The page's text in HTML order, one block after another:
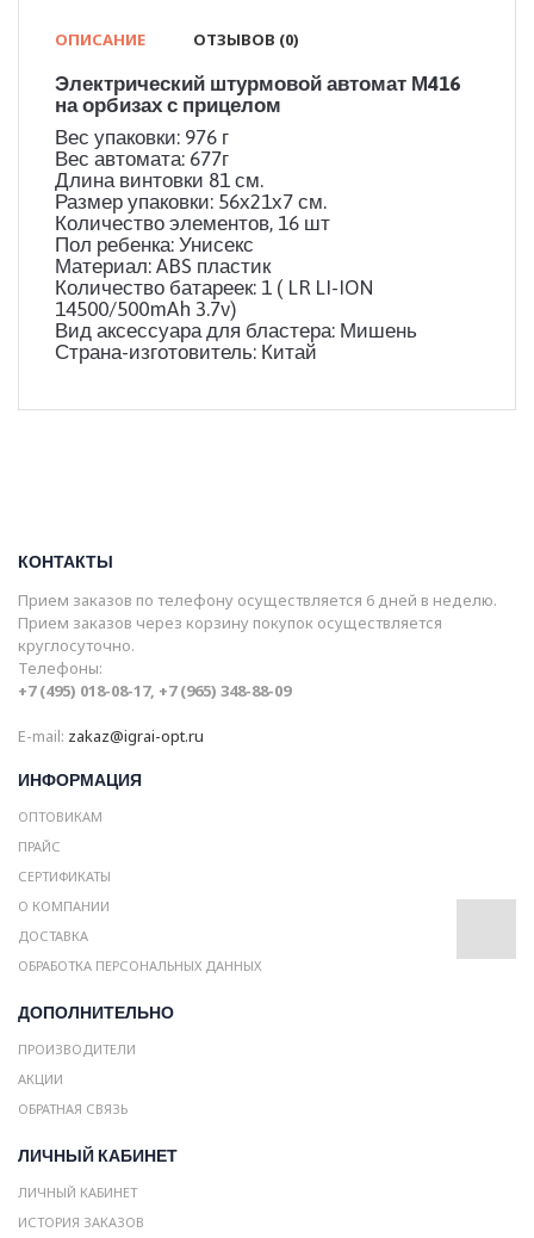
ОПИСАНИЕ ОТЗЫВОВ (0)
Электрический штурмовой автомат М416
на орбизах с прицелом
Вес упаковки: 976 г
Вес автомата: 677г
Длина винтовки 81 см.
Размер упаковки: 56х21х7 см.
Количество элементов, 16 шт
Пол ребенка: Унисекс
Материал: ABS пластик
Количество батареек: 1 ( LR LI-ION
14500/500mAh 3.7v)
Вид аксессуара для бластера: Мишень
Страна-изготовитель: Китай
КОНТАКТЫ
Прием заказов по телефону осуществляется 6 дней в неделю.
Прием заказов через корзину покупок осуществляется
круглосуточно.
Телефоны:
+7 (495) 018-08-17, +7 (965) 348-88-09
E-mail: zakaz@igrai-opt.ru
ИНФОРМАЦИЯ
ОПТОВИКАМ
ПРАЙС
СЕРТИФИКАТЫ
О КОМПАНИИ
ДОСТАВКА
ОБРАБОТКА ПЕРСОНАЛЬНЫХ ДАННЫХ
ДОПОЛНИТЕЛЬНО
ПРОИЗВОДИТЕЛИ
АКЦИИ
ОБРАТНАЯ СВЯЗЬ
ЛИЧНЫЙ КАБИНЕТ
ЛИЧНЫЙ КАБИНЕТ
ИСТОРИЯ ЗАКАЗОВ